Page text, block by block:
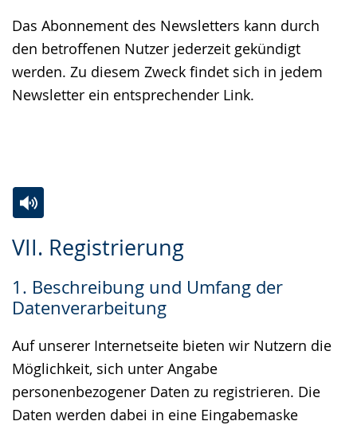
Das Abonnement des Newsletters kann durch
den betroffenen Nutzer jederzeit gekündigt
werden. Zu diesem Zweck findet sich in jedem
Newsletter ein entsprechender Link.
VII. Registrierung
1. Beschreibung und Umfang der
Datenverarbeitung
Auf unserer Internetseite bieten wir Nutzern die
Möglichkeit, sich unter Angabe
personenbezogener Daten zu registrieren. Die
Daten werden dabei in eine Eingabemaske
Leichten
wechseln.
Audio-
Video
Deutscher
wird
angezeigt.